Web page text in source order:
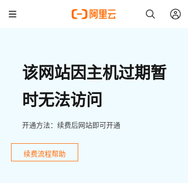
该网站因主机过期暂
时无法访问
开通方法：续费后网站即可开通
续费流程帮助